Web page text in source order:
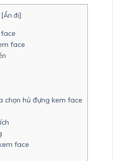
[Ẩn đi]
face
chọn hủ đựng kem face
face